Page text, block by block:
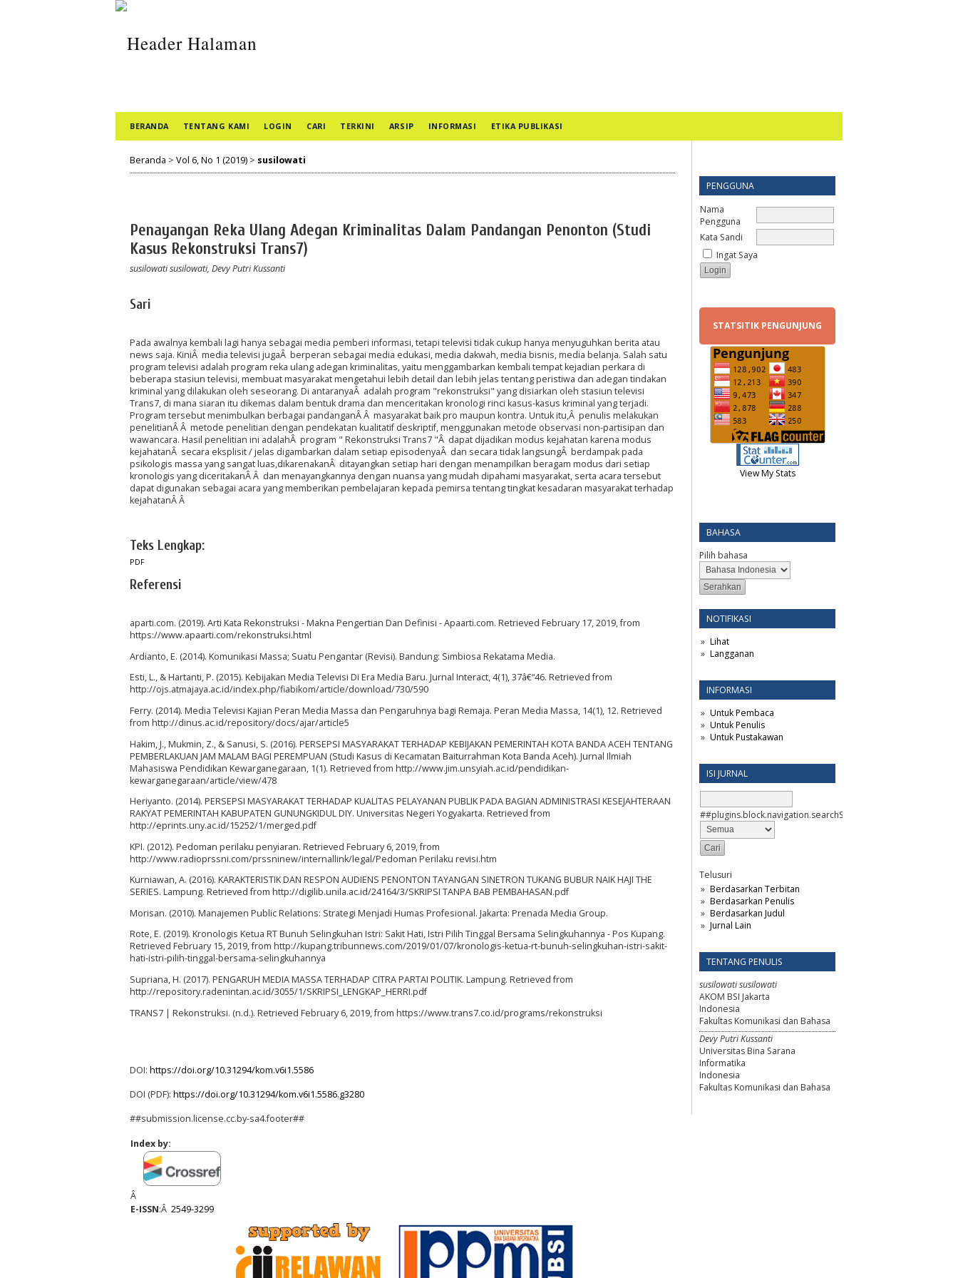
PENGGUNA
Nama
Pengguna
Kata Sandi
Ingat Saya
STATSITIK PENGUNJUNG
View My Stats
BAHASA
Pilih bahasa
NOTIFIKASI
Lihat
Langganan
INFORMASI
Untuk Pembaca
Untuk Penulis
Untuk Pustakawan
ISI JURNAL
##plugins.block.navigation.searchScope##
Telusuri
Berdasarkan Terbitan
Berdasarkan Penulis
Berdasarkan Judul
Jurnal Lain
TENTANG PENULIS
susilowati susilowati
AKOM BSI Jakarta
Indonesia
Fakultas Komunikasi dan Bahasa
Devy Putri Kussanti
Universitas Bina Sarana
Informatika
Indonesia
Fakultas Komunikasi dan Bahasa
BERANDA TENTANG KAMI LOGIN CARI TERKINI ARSIP INFORMASI ETIKA PUBLIKASI
Beranda > Vol 6, No 1 (2019) > susilowati
Penayangan Reka Ulang Adegan Kriminalitas Dalam Pandangan Penonton (Studi
Kasus Rekonstruksi Trans7)
susilowati susilowati, Devy Putri Kussanti
Sari
Pada awalnya kembali lagi hanya sebagai media pemberi informasi, tetapi televisi tidak cukup hanya menyuguhkan berita atau
news saja. KiniÂ media televisi jugaÂ berperan sebagai media edukasi, media dakwah, media bisnis, media belanja. Salah satu
program televisi adalah program reka ulang adegan kriminalitas, yaitu menggambarkan kembali tempat kejadian perkara di
beberapa stasiun televisi, membuat masyarakat mengetahui lebih detail dan lebih jelas tentang peristiwa dan adegan tindakan
kriminal yang dilakukan oleh seseorang. Di antaranyaÂ adalah program "rekonstruksi" yang disiarkan oleh stasiun televisi
Trans7, di mana siaran itu dikemas dalam bentuk drama dan menceritakan kronologi rinci kasus-kasus kriminal yang terjadi.
Program tersebut menimbulkan berbagai pandanganÂ Â masyarakat baik pro maupun kontra. Untuk itu,Â penulis melakukan
penelitianÂ Â metode penelitian dengan pendekatan kualitatif deskriptif, menggunakan metode observasi non-partisipan dan
wawancara. Hasil penelitian ini adalahÂ program " Rekonstruksi Trans7 "Â dapat dijadikan modus kejahatan karena modus
kejahatanÂ secara eksplisit / jelas digambarkan dalam setiap episodenyaÂ dan secara tidak langsungÂ berdampak pada
psikologis massa yang sangat luas,dikarenakanÂ ditayangkan setiap hari dengan menampilkan beragam modus dari setiap
kronologis yang diceritakanÂ Â dan menayangkannya dengan nuansa yang mudah dipahami masyarakat, serta acara tersebut
dapat digunakan sebagai acara yang memberikan pembelajaran kepada pemirsa tentang tingkat kesadaran masyarakat terhadap
kejahatanÂ Â
Teks Lengkap:
PDF
Referensi
aparti.com. (2019). Arti Kata Rekonstruksi - Makna Pengertian Dan Definisi - Apaarti.com. Retrieved February 17, 2019, from
https://www.apaarti.com/rekonstruksi.html
Ardianto, E. (2014). Komunikasi Massa; Suatu Pengantar (Revisi). Bandung: Simbiosa Rekatama Media.
Esti, L., & Hartanti, P. (2015). Kebijakan Media Televisi Di Era Media Baru. Jurnal Interact, 4(1), 37â€“46. Retrieved from
http://ojs.atmajaya.ac.id/index.php/fiabikom/article/download/730/590
Ferry. (2014). Media Televisi Kajian Peran Media Massa dan Pengaruhnya bagi Remaja. Peran Media Massa, 14(1), 12. Retrieved
from http://dinus.ac.id/repository/docs/ajar/article5
Hakim, J., Mukmin, Z., & Sanusi, S. (2016). PERSEPSI MASYARAKAT TERHADAP KEBIJAKAN PEMERINTAH KOTA BANDA ACEH TENTANG
PEMBERLAKUAN JAM MALAM BAGI PEREMPUAN (Studi Kasus di Kecamatan Baiturrahman Kota Banda Aceh). Jurnal Ilmiah
Mahasiswa Pendidikan Kewarganegaraan, 1(1). Retrieved from http://www.jim.unsyiah.ac.id/pendidikan-
kewarganegaraan/article/view/478
Heriyanto. (2014). PERSEPSI MASYARAKAT TERHADAP KUALITAS PELAYANAN PUBLIK PADA BAGIAN ADMINISTRASI KESEJAHTERAAN
RAKYAT PEMERINTAH KABUPATEN GUNUNGKIDUL DIY. Universitas Negeri Yogyakarta. Retrieved from
http://eprints.uny.ac.id/15252/1/merged.pdf
KPI. (2012). Pedoman perilaku penyiaran. Retrieved February 6, 2019, from
http://www.radioprssni.com/prssninew/internallink/legal/Pedoman Perilaku revisi.htm
Kurniawan, A. (2016). KARAKTERISTIK DAN RESPON AUDIENS PENONTON TAYANGAN SINETRON TUKANG BUBUR NAIK HAJI THE
SERIES. Lampung. Retrieved from http://digilib.unila.ac.id/24164/3/SKRIPSI TANPA BAB PEMBAHASAN.pdf
Morisan. (2010). Manajemen Public Relations: Strategi Menjadi Humas Profesional. Jakarta: Prenada Media Group.
Rote, E. (2019). Kronologis Ketua RT Bunuh Selingkuhan Istri: Sakit Hati, Istri Pilih Tinggal Bersama Selingkuhannya - Pos Kupang.
Retrieved February 15, 2019, from http://kupang.tribunnews.com/2019/01/07/kronologis-ketua-rt-bunuh-selingkuhan-istri-sakit-
hati-istri-pilih-tinggal-bersama-selingkuhannya
Supriana, H. (2017). PENGARUH MEDIA MASSA TERHADAP CITRA PARTAI POLITIK. Lampung. Retrieved from
http://repository.radenintan.ac.id/3055/1/SKRIPSI_LENGKAP_HERRI.pdf
TRANS7 | Rekonstruksi. (n.d.). Retrieved February 6, 2019, from https://www.trans7.co.id/programs/rekonstruksi
DOI: https://doi.org/10.31294/kom.v6i1.5586
DOI (PDF): https://doi.org/10.31294/kom.v6i1.5586.g3280
##submission.license.cc.by-sa4.footer##
Index by:
Â
E-ISSN:Â 2549-3299